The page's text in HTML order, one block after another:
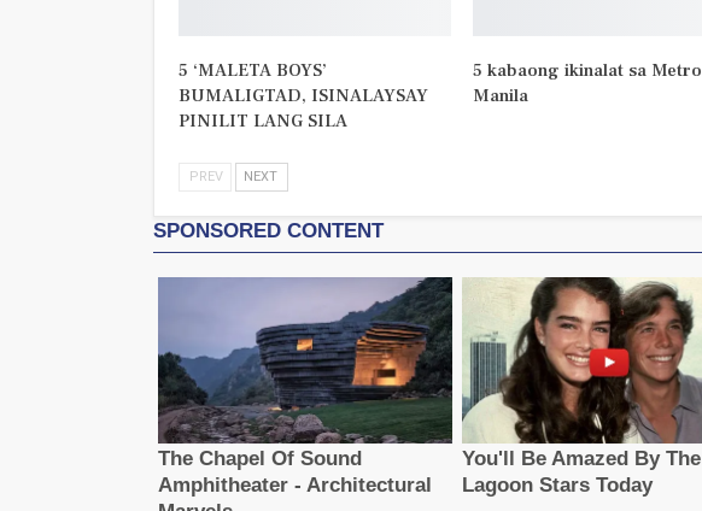
5 ‘MALETA BOYS’
BUMALIGTAD, ISINALAYSAY
PINILIT LANG SILA
5 kabaong ikinalat sa Metro
Manila
PREV NEXT